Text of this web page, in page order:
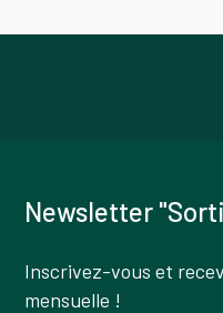
Newsletter
Inscrivez-vous et
mensuelle !